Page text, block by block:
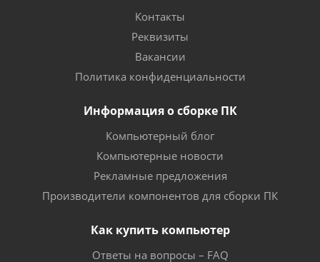
Контакты
Реквизиты
Вакансии
Политика конфиденциальности
Информация о сборке ПК
Компьютерный блог
Компьютерные новости
Рекламные предложения
Производители компонентов для сборки ПК
Как купить компьютер
Ответы на вопросы – FAQ